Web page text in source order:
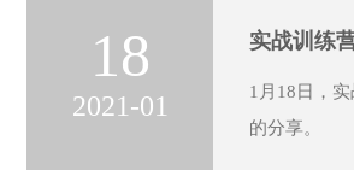
18
2021-01
实战训练
1月18日，
的分享。